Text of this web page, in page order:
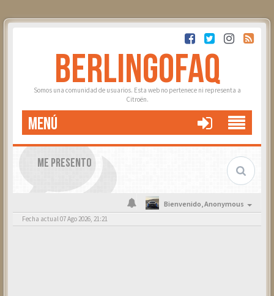
BERLINGOFAQ
Somos una comunidad de usuarios. Esta web no pertenece ni representa a
Citroën.
MENÚ
ME PRESENTO
Bienvenido,Anonymous
Fecha actual 07 Ago 2026, 21:21